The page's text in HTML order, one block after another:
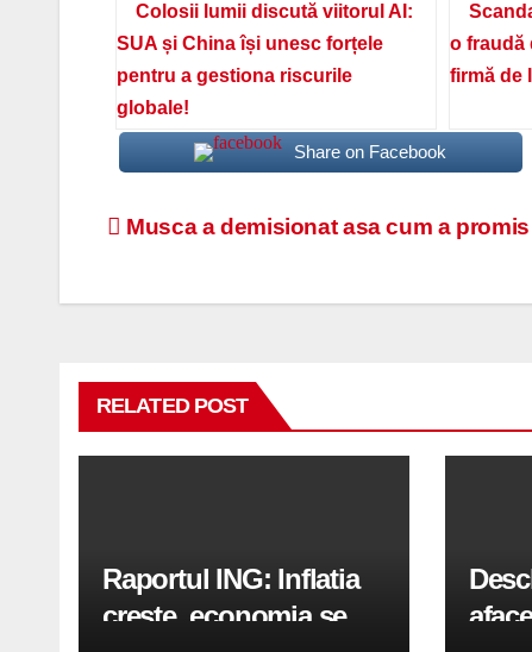
Colosii lumii discută viitorul AI:
SUA și China își unesc forțele
pentru a gestiona riscurile
globale!
o fraudă
firmă de
Share on Facebook
Navigare
Musca a demisionat asa cum a promis
RELATED POST
Raportul ING: Inflatia
creste, economia se